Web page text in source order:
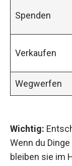
Spenden
Verkaufen
Wegwerfen
Wichtig:
Wenn du
bleiben sie im